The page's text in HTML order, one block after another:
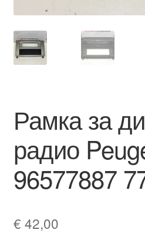
Политика за поверителност
Правила и условия
Транспорт
Рамка за
радио
96577887
€ 42,00